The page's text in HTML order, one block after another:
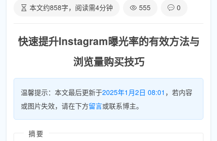
本文约858字，阅读需4分钟 555 0
快速提升Instagram曝光率的有效方法与
浏览量购买技巧
温馨提示：本文最后更新于2025年1月2日 08:01 ，若内容
或图片失效，请在下方留言或联系博主。
摘要